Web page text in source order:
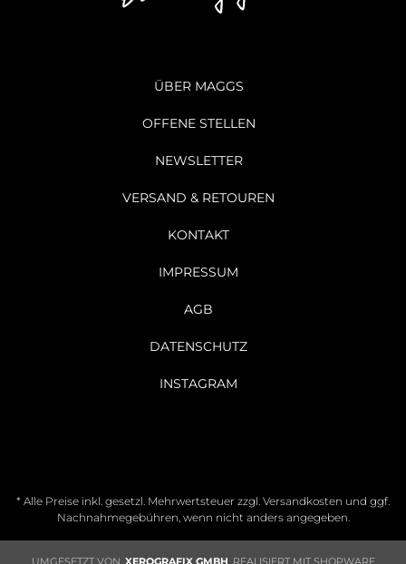
ÜBER MAGGS
OFFENE STELLEN
NEWSLETTER
VERSAND & RETOUREN
KONTAKT
IMPRESSUM
AGB
DATENSCHUTZ
INSTAGRAM
* Alle Preise inkl. gesetzl. Mehrwertsteuer zzgl. Versandkosten und ggf.
Nachnahmegebühren, wenn nicht anders angegeben.